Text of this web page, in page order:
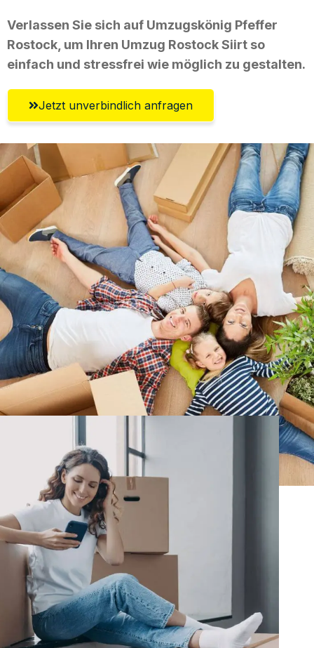
Verlassen Sie sich auf Umzugskönig Pfeffer
Rostock, um Ihren Umzug Rostock Siirt so
einfach und stressfrei wie möglich zu gestalten.
Jetzt unverbindlich anfragen